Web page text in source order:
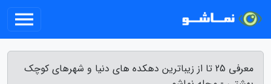
معرفی 25 تا از زیباترین دهکده های دنیا و شهرهای کوچک